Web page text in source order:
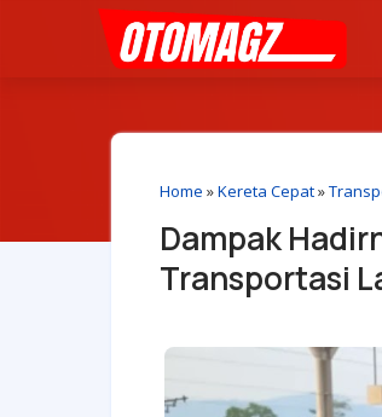
Home »Kereta Cepat»
Dampak
Transportasi